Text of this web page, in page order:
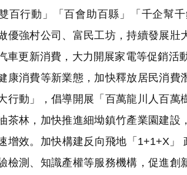
百行動」「百會助百縣」「千企幫
優強村公司、富民工坊，持續發展
車更新消費，大力開展家電等促銷活
康消費等新業態，加快釋放居民消
行動」，倡導開展「百萬龍川人百
茶林，加快推進細坳鎮竹產業園建
增效。加快構建反向飛地「1+1+X
檢測、知識產權等服務機構，促進